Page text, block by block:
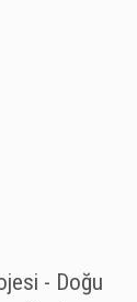
- Doğu